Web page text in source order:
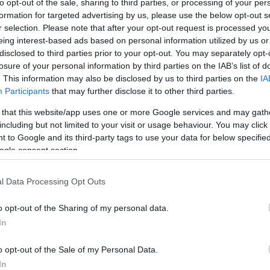
opt-out of the sale, sharing to third parties, or processing of your
for targeted advertising by us, please use the below opt-out
selection. Please note that after your opt-out request is processed
interest-based ads based on personal information utilized by us
to third parties prior to your opt-out. You may separately
of your personal information by third parties on the IAB’s list of
This information may also be disclosed by us to third parties on the
Participants that may further disclose it to other third parties.
that this website/app uses one or more Google services and may
but not limited to your visit or usage behaviour. You may
to Google and its third-party tags to use your data for below
consent section.
Data Processing Opt Outs
opt-out of the Sharing of my personal data.
opt-out of the Sale of my Personal Data.
Link másolása
a telefonfülkébe, amelyről a
A Dunakeszin lévő fülkét az útfelújítás
helyezték el. Így azonban a fülke ajtaja
telefon most nem is működik, de
szükség lenne rá.